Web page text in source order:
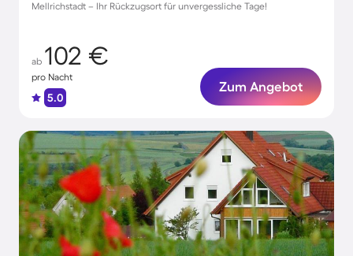
Mellrichstadt – Ihr Rückzugsort für unvergessliche Tage!
ab 102 €
pro Nacht
5.0
Zum Angebot